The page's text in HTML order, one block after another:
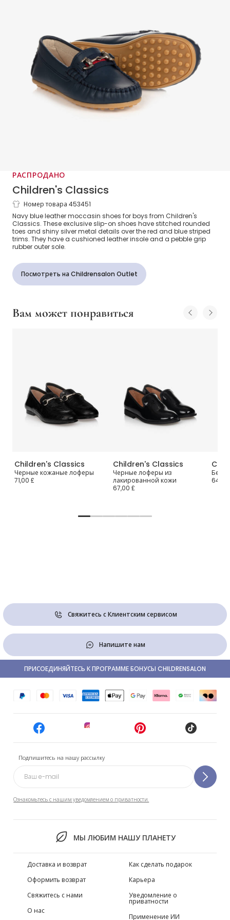
РАСПРОДАНО
Children's Classics
Синие кожаные мокасины для
мальчиков
Номер товара 453451
Navy blue leather moccasin shoes for boys from Children's
Classics. These exclusive slip-on shoes have stitched rounded
toes and shiny silver metal details over the red and blue striped
trims. They have a cushioned leather insole and a pebble grip
rubber outer sole.
Посмотреть на Childrensalon Outlet
Вам может понравиться
Children's Classics
Черные кожаные лоферы
71,00 £
Children's Classics
Черные лоферы из
лакированной кожи
67,00 £
64,00
Свяжитесь с Клиентским сервисом
Напишите нам
Подпишитесь на нашу рассылку
Ознакомьтесь с нашим уведомлением о приватности.
МЫ ЛЮБИМ НАШУ ПЛАНЕТУ
ПРИСОЕДИНЯЙТЕСЬ К ПРОГРАММЕ БОНУСЫ CHILDRENSALON
Доставка и возврат
Оформить возврат
Свяжитесь с нами
О нас
Как сделать подарок
Карьера
Уведомление о
приватности
Применение ИИ